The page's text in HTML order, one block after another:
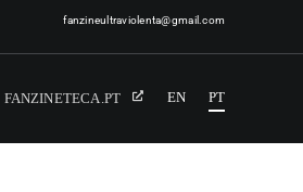
fanzineultraviolenta@gmail.com
FANZINETECA.PT EN PT